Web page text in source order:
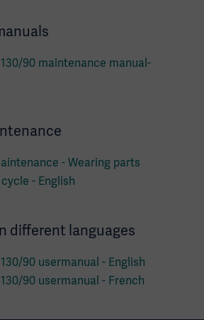
90 maintenance manual-
- Wearing parts
- English
different languages
90 usermanual - English
90 usermanual - French